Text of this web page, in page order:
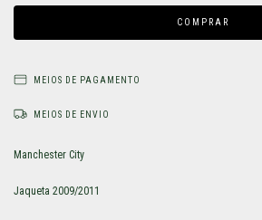
MEIOS DE PAGAMENTO
MEIOS DE ENVIO
Manchester City
Jaqueta 2009/2011